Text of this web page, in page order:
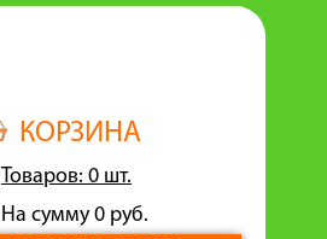
КОРЗИНА
Товаров: 0 шт.
На сумму 0 руб.